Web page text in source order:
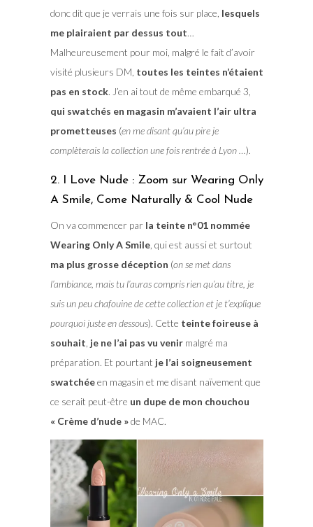
donc dit que je verrais une fois sur place, lesquels
me plairaient par dessus tout…
Malheureusement pour moi, malgré le fait d’avoir
visité plusieurs DM, toutes les teintes n’étaient
pas en stock. J’en ai tout de même embarqué 3,
qui swatchés en magasin m’avaient l’air ultra
prometteuses (en me disant qu’au pire je
complèterais la collection une fois rentrée à Lyon …).
2. I Love Nude : Zoom sur Wearing Only
A Smile, Come Naturally & Cool Nude
On va commencer par la teinte n°01 nommée
Wearing Only A Smile, qui est aussi et surtout
ma plus grosse déception (on se met dans
l’ambiance, mais tu l’auras compris rien qu’au titre, je
suis un peu chafouine de cette collection et je t’explique
pourquoi juste en dessous). Cette teinte foireuse à
souhait je ne l’ai pas vu venirmalgré ma
préparation. Et pourtant je l’ai soigneusement
swatchéeen magasin et me disant naïvement que
ce serait peut-être un dupe de mon chouchou
« Crème d’nude »de MAC.